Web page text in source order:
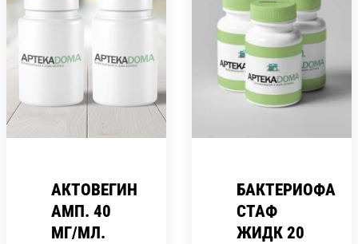
АКТОВЕГИН
АМП. 40
МГ/МЛ.
БАКТЕРИОФАГ
СТАФ
ЖИДК 20